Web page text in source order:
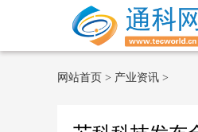
网站首页 > 产业资讯 >